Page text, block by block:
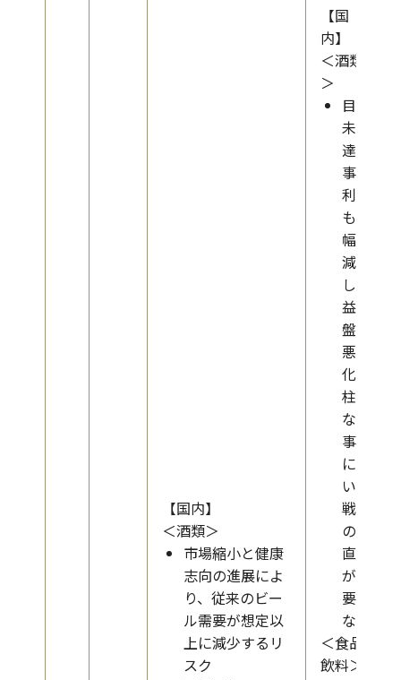
【国内】
＜酒類＞
市場縮小と健康
志向の進展によ
り、従来のビー
ル需要が想定以
上に減少するリ
スク
【国
内】
＜酒類
＞
目標
未
達、
事業
利益
も大
幅に
減少
し収
益基
盤が
悪
化、
柱と
なる
事業
につ
いて
戦略
の見
直し
が必
要と
なる
＜食品
飲料＞